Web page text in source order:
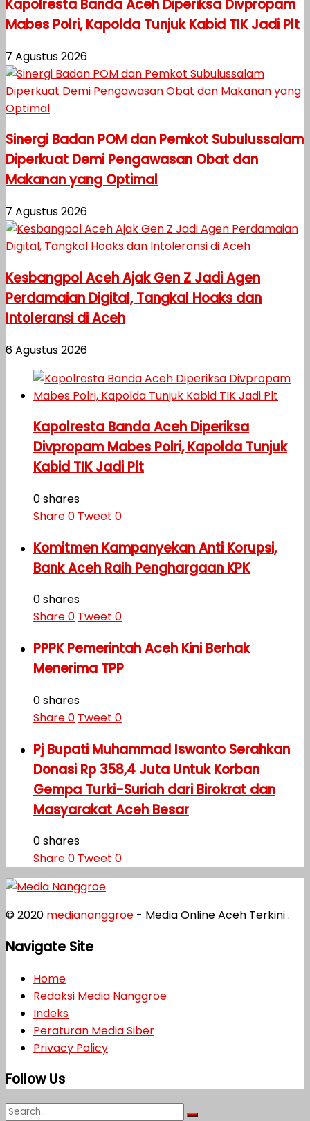
Kapolresta Banda Aceh Diperiksa Divpropam
Mabes Polri, Kapolda Tunjuk Kabid TIK Jadi Plt
7 Agustus 2026
Sinergi Badan POM dan Pemkot Subulussalam
Diperkuat Demi Pengawasan Obat dan
Makanan yang Optimal
7 Agustus 2026
Kesbangpol Aceh Ajak Gen Z Jadi Agen
Perdamaian Digital, Tangkal Hoaks dan
Intoleransi di Aceh
6 Agustus 2026
Kapolresta Banda Aceh Diperiksa
Divpropam Mabes Polri, Kapolda Tunjuk
Kabid TIK Jadi Plt
0 shares
Share0 Tweet 0
Komitmen Kampanyekan Anti Korupsi,
Bank Aceh Raih Penghargaan KPK
0 shares
Share0 Tweet 0
PPPK Pemerintah Aceh Kini Berhak
Menerima TPP
0 shares
Share0 Tweet 0
Pj Bupati Muhammad Iswanto Serahkan
Donasi Rp 358,4 Juta Untuk Korban
Gempa Turki-Suriah dari Birokrat dan
Masyarakat Aceh Besar
0 shares
Share0 Tweet 0
© 2020 mediananggroe - Media Online Aceh Terkini .
Navigate Site
Home
Redaksi Media Nanggroe
Indeks
Peraturan Media Siber
Privacy Policy
Follow Us